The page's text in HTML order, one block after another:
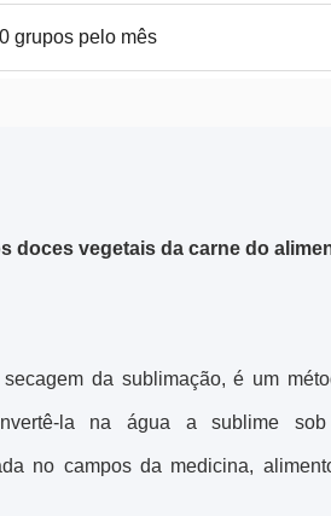
grupos pelo mês
doces vegetais da carne do
da sublimação, é um
la na água a sublime
no campos da medicina,